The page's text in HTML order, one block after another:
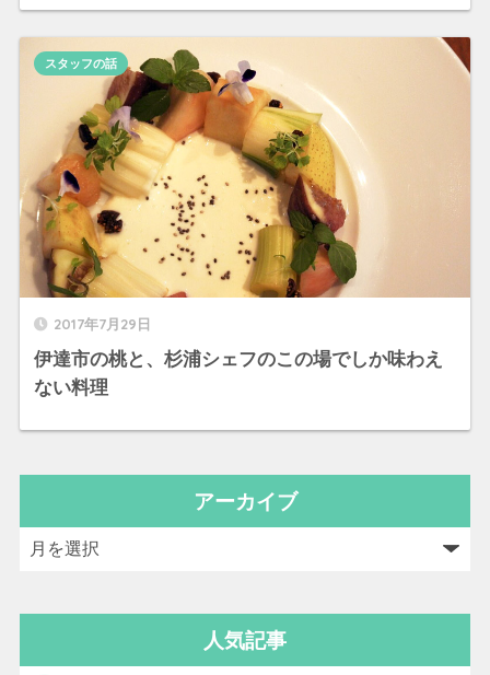
2017年7月29日
伊達市の桃と、杉浦シェフのこの場でしか味わえ
ない料理
スタッフの話
アーカイブ
人気記事